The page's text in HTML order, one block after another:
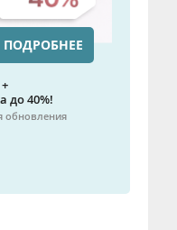
до 40%!
обновления
ПОДРОБНЕЕ